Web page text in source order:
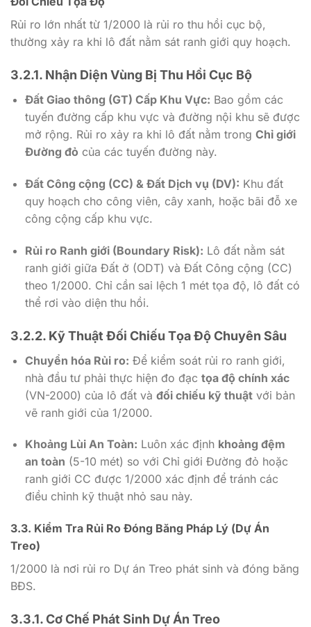
Rủi ro lớn nhất từ 1/2000 là rủi ro thu hồi cục bộ,
thường xảy ra khi lô đất nằm sát ranh giới quy hoạch.
3.2.1. Nhận Diện Vùng Bị Thu Hồi Cục Bộ
Đất Giao thông (GT) Cấp Khu Vực: Bao gồm các
tuyến đường cấp khu vực và đường nội khu sẽ được
mở rộng. Rủi ro xảy ra khi lô đất nằm trong Chỉ giới
Đường đỏ của các tuyến đường này.
Đất Công cộng (CC) & Đất Dịch vụ (DV): Khu đất
quy hoạch cho công viên, cây xanh, hoặc bãi đỗ xe
công cộng cấp khu vực.
Rủi ro Ranh giới (Boundary Risk): Lô đất nằm sát
ranh giới giữa Đất ở (ODT) và Đất Công cộng (CC)
theo 1/2000. Chỉ cần sai lệch 1 mét tọa độ, lô đất có
thể rơi vào diện thu hồi.
3.2.2. Kỹ Thuật Đối Chiếu Tọa Độ Chuyên Sâu
Chuyển hóa Rủi ro: Để kiểm soát rủi ro ranh giới,
nhà đầu tư phải thực hiện đo đạc tọa độ chính xác
(VN-2000) của lô đất và đối chiếu kỹ thuậtvới bản
vẽ ranh giới của 1/2000.
Khoảng Lùi An Toàn: Luôn xác định khoảng đệm
an toàn (5-10 mét) so với Chỉ giới Đường đỏ hoặc
ranh giới CC được 1/2000 xác định để tránh các
điều chỉnh kỹ thuật nhỏ sau này.
3.3. Kiểm Tra Rủi Ro Đóng Băng Pháp Lý (Dự Án
Treo)
1/2000 là nơi rủi ro Dự án Treo phát sinh và đóng băng
BĐS.
3.3.1. Cơ Chế Phát Sinh Dự Án Treo